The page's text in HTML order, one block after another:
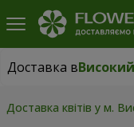
Доставка вВисокий
Доставка в
Доставка квітів у м.